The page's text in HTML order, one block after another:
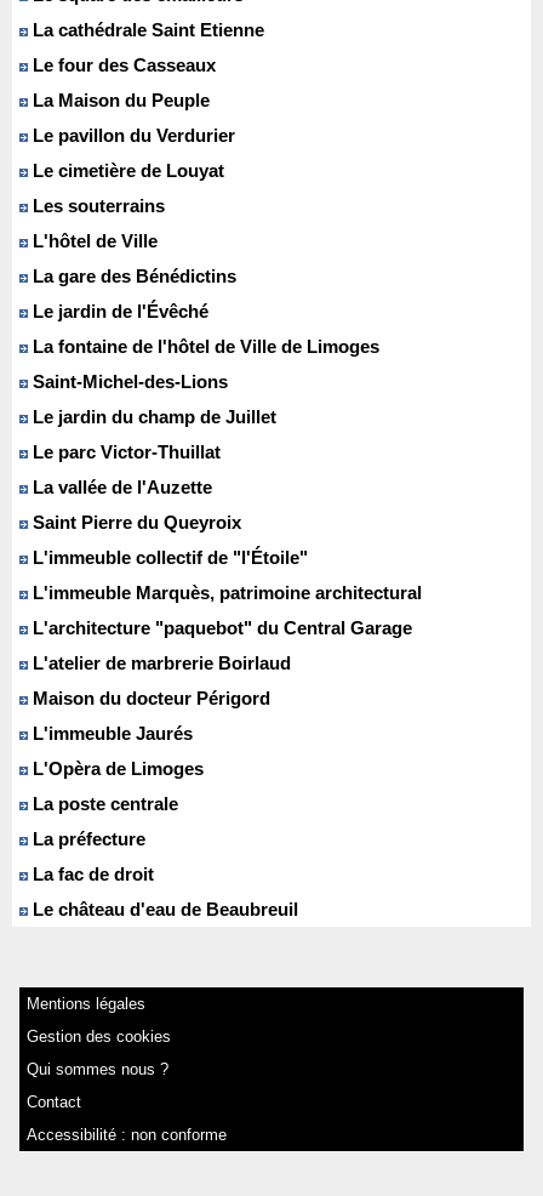
La cathédrale Saint Etienne
Le four des Casseaux
La Maison du Peuple
Le pavillon du Verdurier
Le cimetière de Louyat
Les souterrains
L'hôtel de Ville
La gare des Bénédictins
Le jardin de l'Évêché
La fontaine de l'hôtel de Ville de Limoges
Saint-Michel-des-Lions
Le jardin du champ de Juillet
Le parc Victor-Thuillat
La vallée de l'Auzette
Saint Pierre du Queyroix
L'immeuble collectif de "l'Étoile"
L'immeuble Marquès, patrimoine architectural
L'architecture "paquebot" du Central Garage
L'atelier de marbrerie Boirlaud
Maison du docteur Périgord
L'immeuble Jaurés
L'Opèra de Limoges
La poste centrale
La préfecture
La fac de droit
Le château d'eau de Beaubreuil
Mentions légales
Gestion des cookies
Qui sommes nous ?
Contact
Accessibilité : non conforme